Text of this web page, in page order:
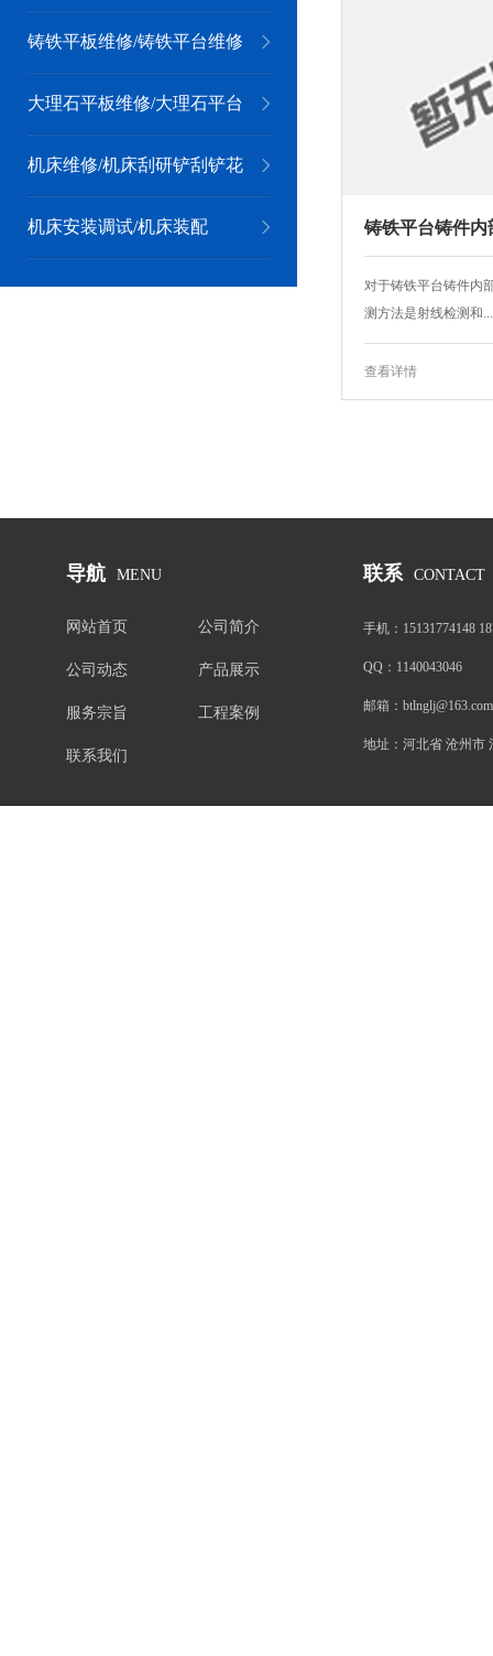
铸铁平板维修/铸铁平台维修
大理石平板维修/大理石平台
维修
机床维修/机床刮研铲刮铲花
机床安装调试/机床装配 铸铁平台铸件内
对于铸铁平台铸件内
测方法是射线检测和...
查看详情
导航 MENU
网站首页 公司简介
公司动态 产品展示
服务宗旨 工程案例
联系我们
联系 CONTACT
手机： 15131774148
QQ： 1140043046
邮箱： btlnglj@163.com
地址： 河北省 沧州市